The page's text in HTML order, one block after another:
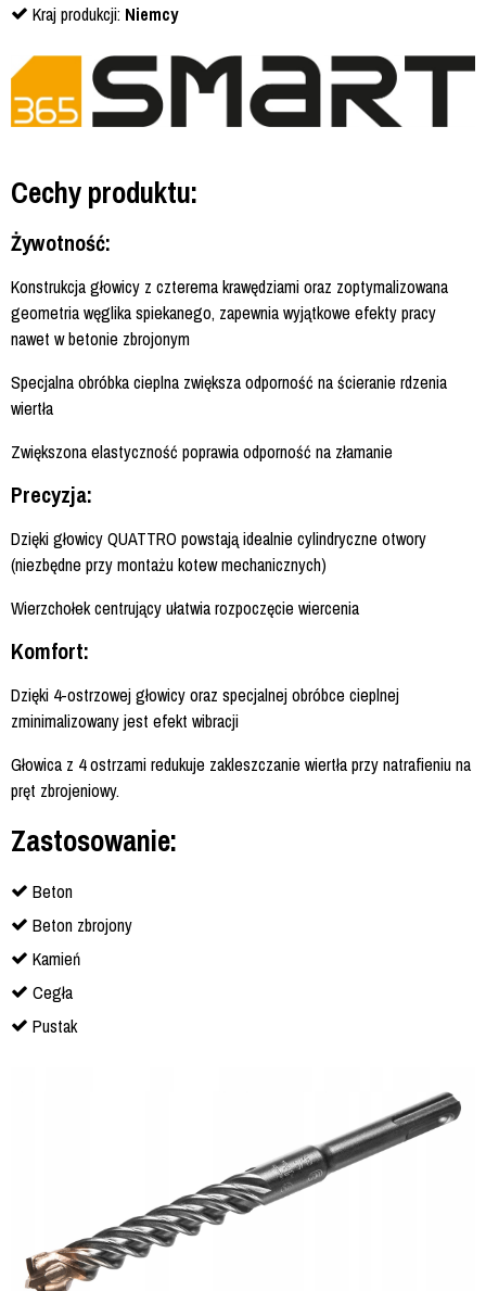
Kraj produkcji: Niemcy
Cechy produktu:
Żywotność:
Konstrukcja głowicy z czterema krawędziami oraz zoptymalizowana
geometria węglika spiekanego, zapewnia wyjątkowe efekty pracy
nawet w betonie zbrojonym
Specjalna obróbka cieplna zwiększa odporność na ścieranie rdzenia
wiertła
Zwiększona elastyczność poprawia odporność na złamanie
Precyzja:
Dzięki głowicy QUATTRO powstają idealnie cylindryczne otwory
(niezbędne przy montażu kotew mechanicznych)
Wierzchołek centrujący ułatwia rozpoczęcie wiercenia
Komfort:
Dzięki 4-ostrzowej głowicy oraz specjalnej obróbce cieplnej
zminimalizowany jest efekt wibracji
Głowica z 4 ostrzami redukuje zakleszczanie wiertła przy natrafieniu na
pręt zbrojeniowy.
Zastosowanie:
Beton
Beton zbrojony
Kamień
Cegła
Pustak